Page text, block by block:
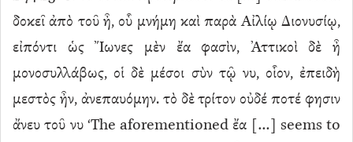
δοκεῖ ἀπὸ τοῦ ἦ, οὗ μνήμη καὶ παρὰ Αἰλίῳ Διονυσίῳ,
εἰπόντι ὡς Ἴωνες μὲν ἔα φασὶν, Ἀττικοὶ δὲ ἦ
μονοσυλλάβως, οἱ δὲ μέσοι σὺν τῷ νυ, οἷον, ἐπειδὴ
μεστὸς ἦν, ἀνεπαυόμην. τὸ δὲ τρίτον οὐδέ ποτέ φησιν
ἄνευ τοῦ νυ ‘The aforementioned ἔα […] seems to